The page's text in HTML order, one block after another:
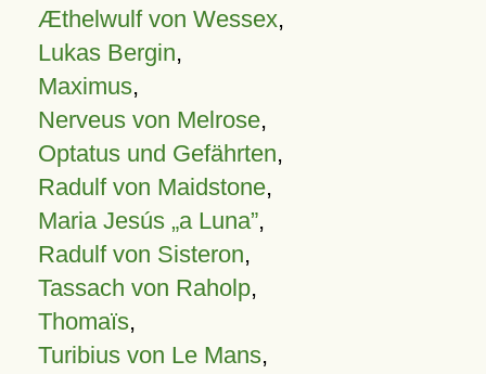
Æthelwulf von Wessex,
Lukas Bergin,
Maximus,
Nerveus von Melrose,
Optatus und Gefährten,
Radulf von Maidstone,
Maria Jesús „a Luna”,
Radulf von Sisteron,
Tassach von Raholp,
Thomaïs,
Turibius von Le Mans,